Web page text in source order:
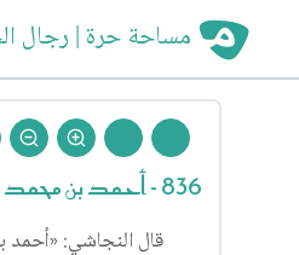
مساحة حرة | رجال
836 - أحمد بن محمد بن جعفر
قال النجاشي: